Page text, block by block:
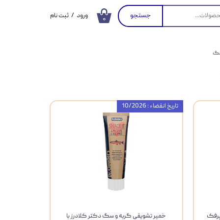
۰ جستجو ورود / ثبت نام
خمیر تشویقی گربه و سگ دکتر کلادرز با
تاریخ انقضاء : 10/2026